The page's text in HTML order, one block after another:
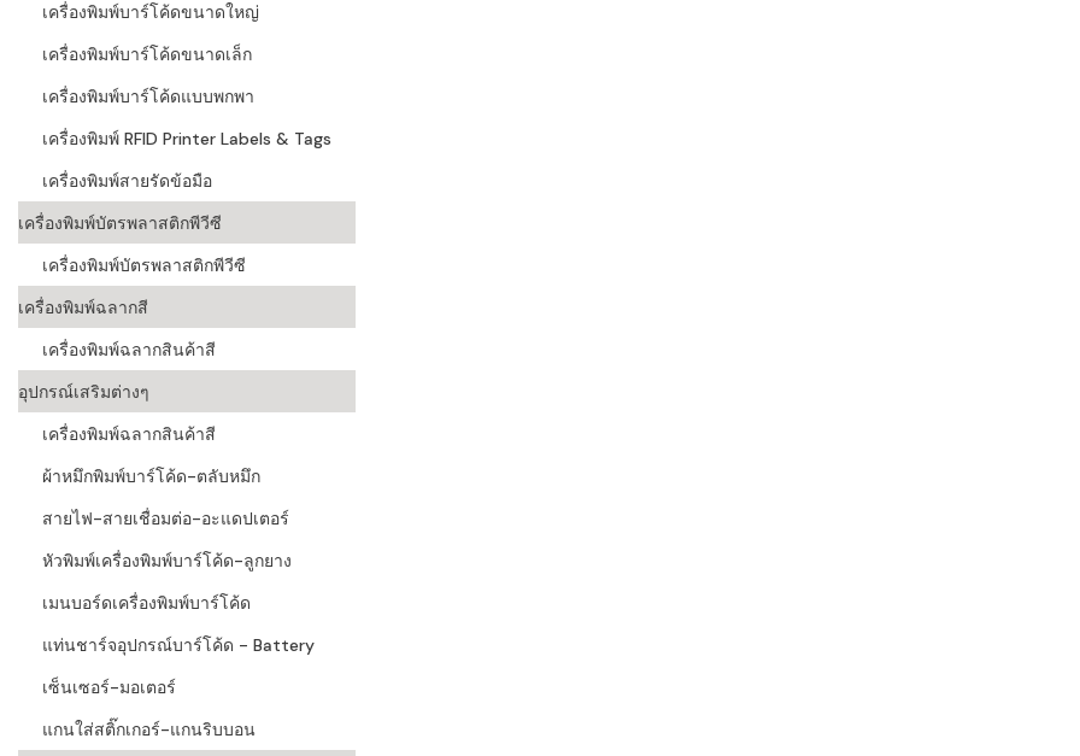
เครื่องพิมพ์บาร์โค้ดขนาดใหญ่
เครื่องพิมพ์บาร์โค้ดขนาดเล็ก
เครื่องพิมพ์บาร์โค้ดแบบพกพา
เครื่องพิมพ์ RFID Printer Labels & Tags
เครื่องพิมพ์สายรัดข้อมือ
เครื่องพิมพ์บัตรพลาสติกพีวีซี
เครื่องพิมพ์บัตรพลาสติกพีวีซี
เครื่องพิมพ์ฉลากสี
เครื่องพิมพ์ฉลากสินค้าสี
อุปกรณ์เสริมต่างๆ
เครื่องพิมพ์ฉลากสินค้าสี
ผ้าหมึกพิมพ์บาร์โค้ด-ตลับหมึก
สายไฟ-สายเชื่อมต่อ-อะแดปเตอร์
หัวพิมพ์เครื่องพิมพ์บาร์โค้ด-ลูกยาง
เมนบอร์ดเครื่องพิมพ์บาร์โค้ด
แท่นชาร์จอุปกรณ์บาร์โค้ด - Battery
เซ็นเซอร์-มอเตอร์
แกนใส่สติ๊กเกอร์-แกนริบบอน